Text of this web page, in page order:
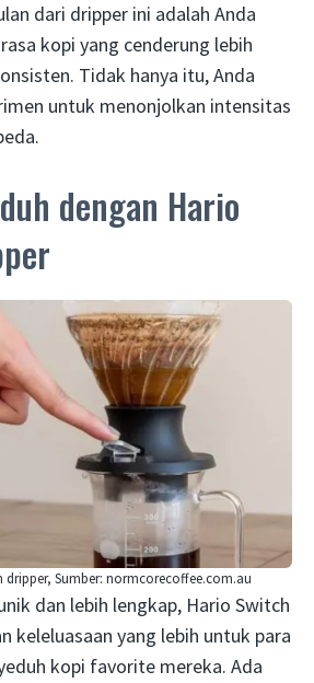
dari dripper ini adalah Anda
kopi yang cenderung lebih
Tidak hanya itu, Anda
untuk menonjolkan intensitas
dengan Hario
dripper, Sumber: normcorecoffee.com.au
dan lebih lengkap, Hario Switch
keleluasaan yang lebih untuk para
kopi favorite mereka. Ada